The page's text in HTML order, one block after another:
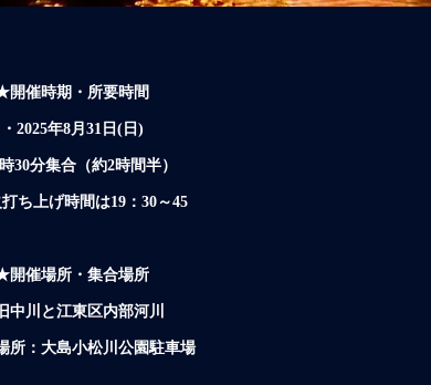
開催時期・所要時間
・​2025年8月31日(日)
時30分集合（約2時間半）
ち上げ時間は19：30～45
開催場所・集合場所
中川と江東区内部河川
所：大島小松川公園駐車場